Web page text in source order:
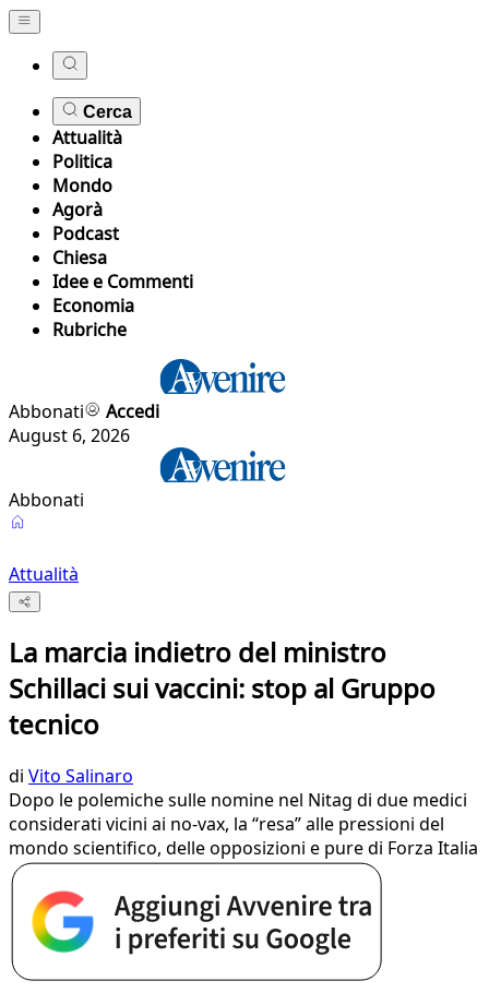
Cerca
Attualità
Politica
Mondo
Agorà
Podcast
Chiesa
Idee e Commenti
Economia
Rubriche
Abbonati
Accedi
August 6, 2026
Abbonati
Attualità
La marcia indietro del ministro
Schillaci sui vaccini: stop al Gruppo
tecnico
di Vito Salinaro
Dopo le polemiche sulle nomine nel Nitag di due medici
considerati vicini ai no-vax, la “resa” alle pressioni del
mondo scientifico, delle opposizioni e pure di Forza Italia